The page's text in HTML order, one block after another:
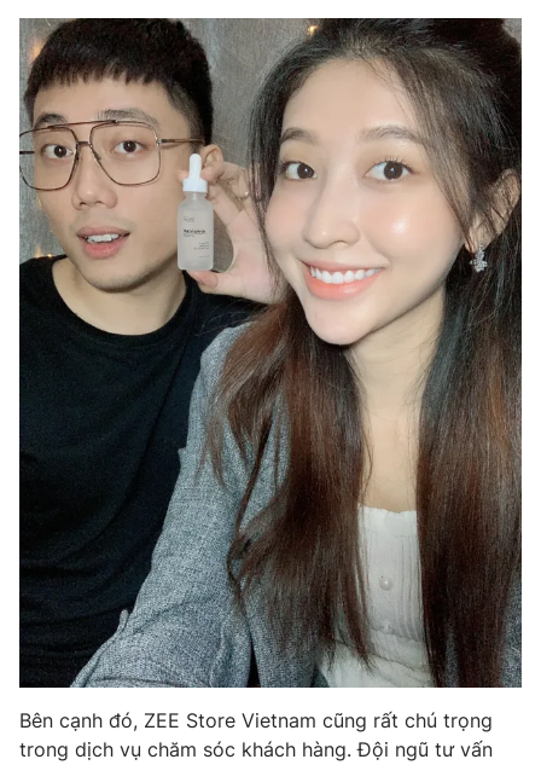
Bên cạnh đó, ZEE Store Vietnam cũng rất chú trọng
trong dịch vụ chăm sóc khách hàng. Đội ngũ tư vấn